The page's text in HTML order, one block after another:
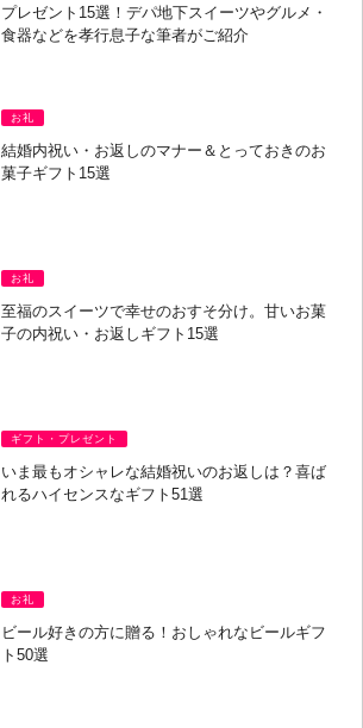
プレゼント15選！デパ地下スイーツやグルメ・
食器などを孝行息子な筆者がご紹介
お礼
結婚内祝い・お返しのマナー＆とっておきのお
菓子ギフト15選
お礼
至福のスイーツで幸せのおすそ分け。甘いお菓
子の内祝い・お返しギフト15選
ギフト・プレゼント
いま最もオシャレな結婚祝いのお返しは？喜ば
れるハイセンスなギフト51選
お礼
ビール好きの方に贈る！おしゃれなビールギフ
ト50選